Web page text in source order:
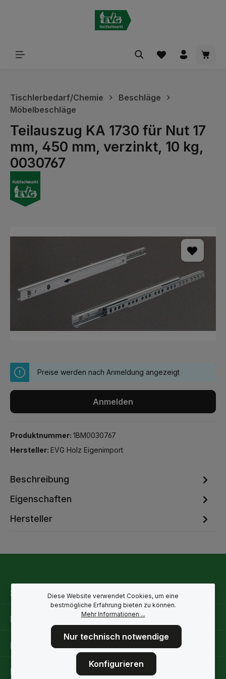
Tischlerbedarf/Chemie
Beschläge
Möbelbeschläge
Teilauszug KA 1730 für Nut 17
mm, 450 mm, verzinkt, 10 kg,
0030767
Preise werden nach Anmeldung angezeigt
Anmelden
Produktnummer: 1BM0030767
Hersteller: EVG Holz Eigenimport
Beschreibung
Eigenschaften
Hersteller
Service-Hotline
Rechtliche Hinweise
Informationen
Folge uns
Diese Website verwendet Cookies, um eine
bestmögliche Erfahrung bieten zu können.
Mehr Informationen ...
Nur technisch notwendige
Konfigurieren